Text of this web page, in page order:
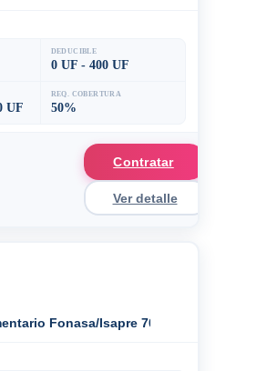
DEDUCIBLE
0 UF - 400 UF
UF
REQ. COBERTURA
50%
Contratar
Ver detalle
Fonasa/Isapre 70